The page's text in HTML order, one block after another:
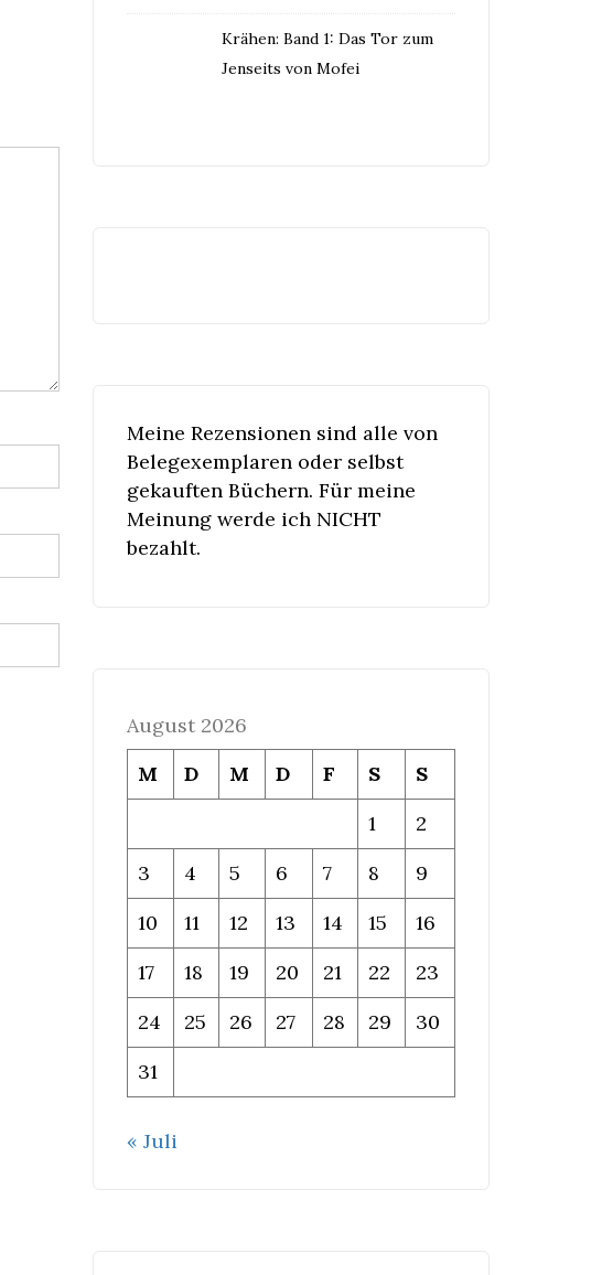
Krähen: Band 1: Das Tor zum
Jenseits von Mofei
Meine Rezensionen sind alle von
Belegexemplaren oder selbst
gekauften Büchern. Für meine
Meinung werde ich NICHT
bezahlt.
August 2026
M
D M D F S
S
1
2
3
4 5 6 7 8
9
10
11 12 13 14 15
16
17
18 19 20 21 22
23
24
25 26 27 28 29
30
31
« Juli